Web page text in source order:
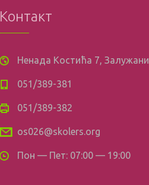
Контакт
Ненада Костића 7, Залужани
051/389-381
051/389-382
os026@skolers.org
Пон — Пет: 07:00 — 19:00